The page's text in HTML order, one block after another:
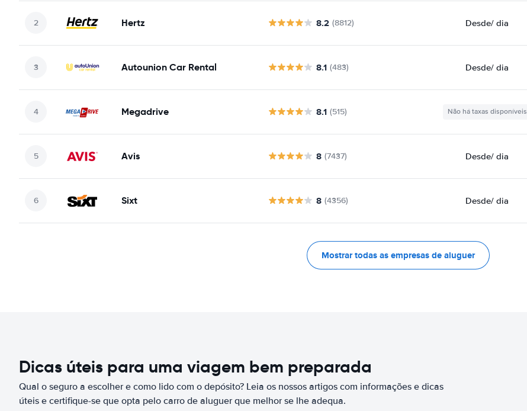
Hertz 8.2 (8812) Desde/ dia
Autounion Car Rental 8.1 (483) Desde/ dia
Megadrive 8.1 (515) Não há taxas disponíveis
Avis 8 (7437) Desde/ dia
Sixt 8 (4356) Desde/ dia
Mostrar todas as empresas de aluguer
Dicas úteis para uma viagem bem preparada
Qual o seguro a escolher e como lido com o depósito? Leia os nossos artigos com informações e dicas
úteis e certifique-se que opta pelo carro de aluguer que melhor se lhe adequa.